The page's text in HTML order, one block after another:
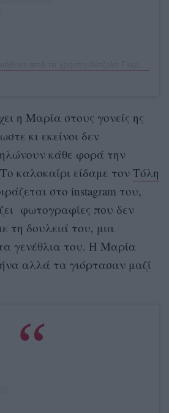
η Μαρία στους γονείς ης
κι εκείνοι δεν
κάθε φορά την
καλοκαίρι είδαμε τον Τόλη
στο instagram του,
φωτογραφίες που δεν
τη δουλειά του, μια
γενέθλια του. Η Μαρία
αλλά τα γιόρτασαν μαζί